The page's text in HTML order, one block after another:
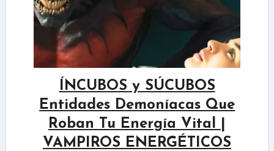
ÍNCUBOS y SÚCUBOS
Entidades Demoníacas Que
Roban Tu Energía Vital |
VAMPIROS ENERGÉTICOS